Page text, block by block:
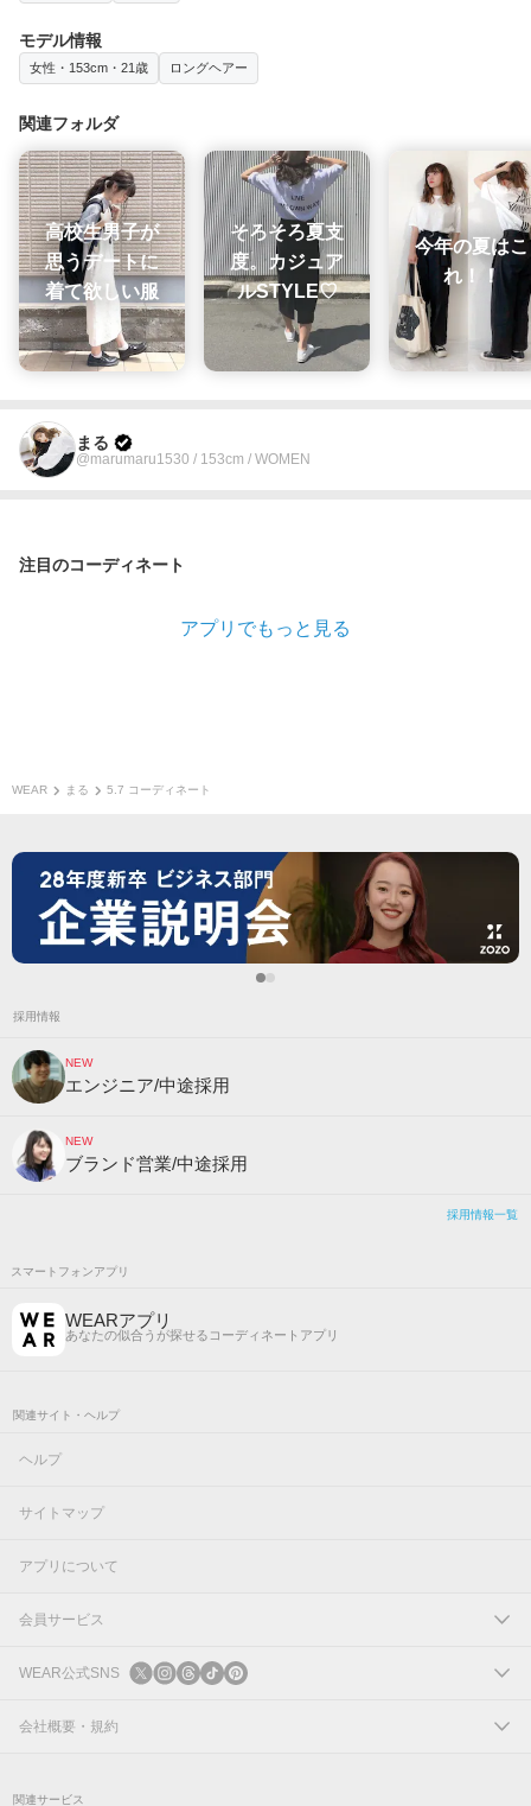
モデル情報
女性・153cm・21歳 ロングヘアー
関連フォルダ
高校生男子が
思うデートに
着て欲しい服
そろそろ夏支
度。カジュア
ルSTYLE♡
今年の夏はこ
れ！！
まる
@marumaru1530 / 153cm / WOMEN
注目のコーディネート
アプリでもっと見る
WEAR まる 5.7 コーディネート
採用情報
NEW
エンジニア/中途採用
NEW
ブランド営業/中途採用
採用情報一覧
スマートフォンアプリ
WEARアプリ
あなたの似合うが探せるコーディネートアプリ
関連サイト・ヘルプ
ヘルプ
サイトマップ
アプリについて
会員サービス
ログイン
新規会員登録
WEAR公式SNS
X
会社概要・規約
関連サービス